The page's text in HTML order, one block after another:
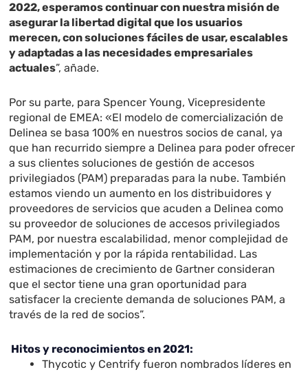
2022, esperamos continuar con nuestra misión de
asegurar la libertad digital que los usuarios
merecen, con soluciones fáciles de usar, escalables
y adaptadas a las necesidades empresariales
actuales”, añade.
Por su parte, para Spencer Young, Vicepresidente
regional de EMEA: «El modelo de comercialización de
Delinea se basa 100% en nuestros socios de canal, ya
que han recurrido siempre a Delinea para poder ofrecer
a sus clientes soluciones de gestión de accesos
privilegiados (PAM) preparadas para la nube. También
estamos viendo un aumento en los distribuidores y
proveedores de servicios que acuden a Delinea como
su proveedor de soluciones de accesos privilegiados
PAM, por nuestra escalabilidad, menor complejidad de
implementación y por la rápida rentabilidad. Las
estimaciones de crecimiento de Gartner consideran
que el sector tiene una gran oportunidad para
satisfacer la creciente demanda de soluciones PAM, a
través de la red de socios”.
Hitos y reconocimientos en 2021:
Thycotic y Centrify fueron nombrados líderes en